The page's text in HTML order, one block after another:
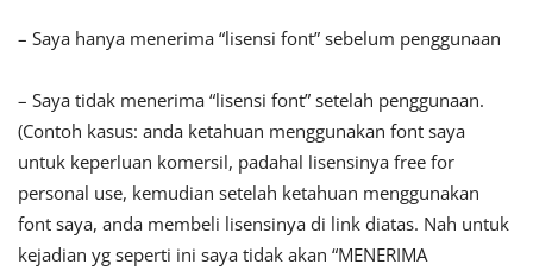
– Saya hanya menerima “lisensi font” sebelum penggunaan
– Saya tidak menerima “lisensi font” setelah penggunaan.
(Contoh kasus: anda ketahuan menggunakan font saya
untuk keperluan komersil, padahal lisensinya free for
personal use, kemudian setelah ketahuan menggunakan
font saya, anda membeli lisensinya di link diatas. Nah untuk
kejadian yg seperti ini saya tidak akan “MENERIMA